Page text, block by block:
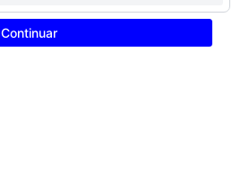
Continuar